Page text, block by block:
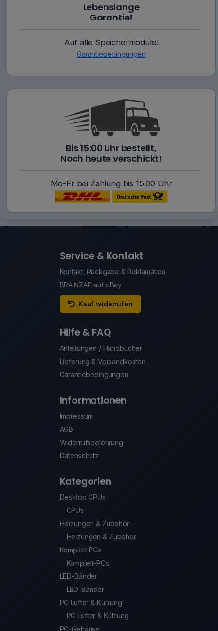
Lebenslange
Garantie!
Auf alle Speichermodule!
Garantiebedingungen
Bis 15:00 Uhr bestellt,
Noch heute verschickt!
Mo-Fr bei Zahlung bis 15:00 Uhr
Service & Kontakt
Kontakt, Rückgabe & Reklamation
BRAINZAP auf eBay
Kauf widerrufen
Hilfe & FAQ
Anleitungen / Handbücher
Lieferung & Versandkosten
Garantiebedingungen
Informationen
Impressum
AGB
Widerrufsbelehrung
Datenschutz
Kategorien
Desktop CPUs
CPUs
Heizungen & Zubehör
Heizungen & Zubehör
Komplett PCs
Komplett-PCs
LED-Bänder
LED-Bänder
PC Lüfter & Kühlung
PC Lüfter & Kühlung
PC-Gehäuse